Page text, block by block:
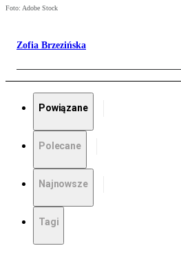
Foto: Adobe Stock
Zofia Brzezińska
Powiązane
Polecane
Najnowsze
Tagi